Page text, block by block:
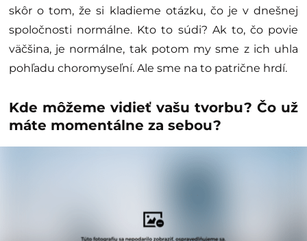
skôr o tom, že si kladieme otázku, čo je v dnešnej
spoločnosti normálne. Kto to súdi? Ak to, čo povie
väčšina, je normálne, tak potom my sme z ich uhla
pohľadu choromyseľní. Ale sme na to patrične hrdí.
Kde môžeme vidieť vašu tvorbu? Čo už
máte momentálne za sebou?